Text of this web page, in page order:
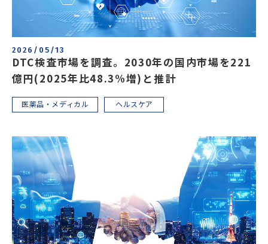
2026/05/13
DTC検査市場を調査。2030年の国内市場を221
億円(2025年比48.3%増)と推計
医薬品・メディカル ヘルスケア